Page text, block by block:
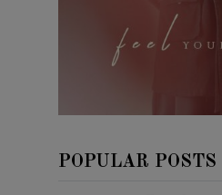
POPULAR POSTS